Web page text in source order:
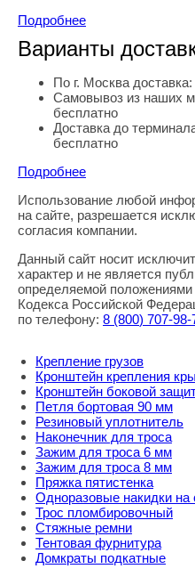
Подробнее
Варианты
По г. Москва
Самовывоз из наших
бесплатно
Доставка до
бесплатно
Подробнее
Правовая информация
Использование любой
на сайте, разрешается
согласия компании.
Данный сайт носит
характер и не является
определяемой положениями
Кодекса Российской
по телефону: 8 (800) 707-98-
Крепление грузов
Кронштейн крепления
Кронштейн боковой
Петля бортовая 90 мм
Резиновый уплотнитель
Наконечник для троса
Зажим для троса 6 мм
Зажим для троса 8 мм
Пряжка пятистенка
Одноразовые накидки на
Трос пломбировочный
Стяжные ремни
Тентовая фурнитура
Домкраты подкатные